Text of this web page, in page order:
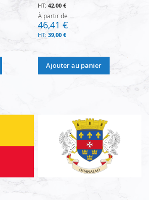
42,00 €
À partir de
46,41 €
39,00 €
Ajouter au panier